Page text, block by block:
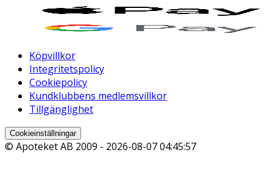
Köpvillkor
Integritetspolicy
Cookiepolicy
Kundklubbens medlemsvillkor
Tillgänglighet
Cookieinställningar
© Apoteket AB 2009 - 2026-08-07 04:45:57